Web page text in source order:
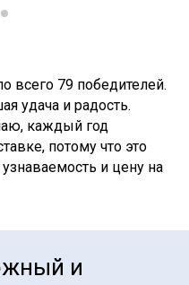
всего 79 победителей.
удача и радость.
каждый год
потому что это
и цену на
и